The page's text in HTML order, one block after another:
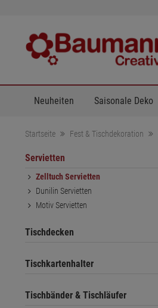
Neuheiten Saisonale Deko
Startseite Fest & Tischdekoration
Servietten
Zelltuch Servietten
Dunilin Servietten
Motiv Servietten
Tischdecken
Tischkartenhalter
Tischbänder & Tischläufer